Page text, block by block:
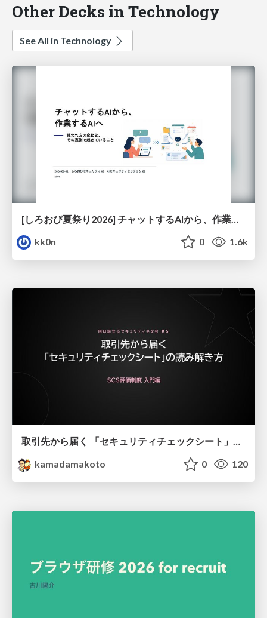
Other Decks in Technology
See All in Technology
kk0n
0 1.6k
取引先から届く 「セキュリティチェックシート」の読み解き方
kamadamakoto
0 120